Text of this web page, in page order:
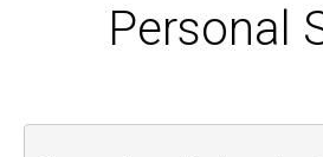
Personal